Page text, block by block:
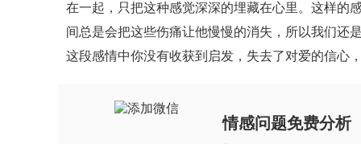
在一起，只把这种感觉深深的埋藏在心里。这样的
间总是会把这些伤痛让他慢慢的消失，所以我们还
这段感情中你没有收获到启发，失去了对爱的信心
情感问题免费分析